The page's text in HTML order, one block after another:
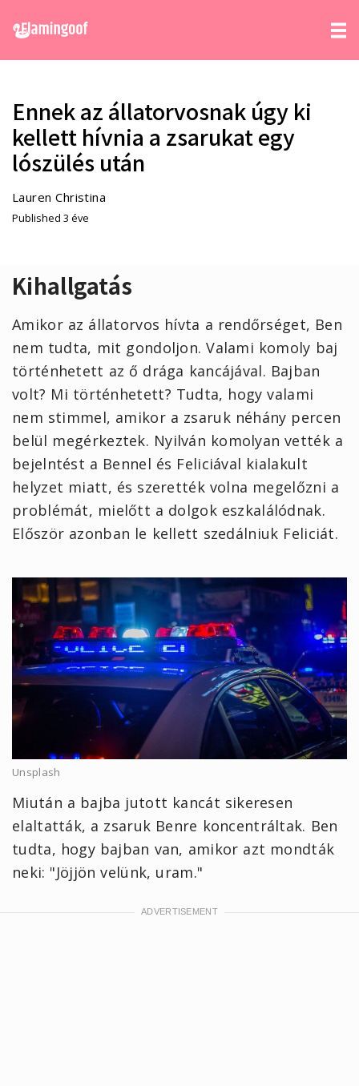
Ennek az állatorvosnak úgy ki
kellett hívnia a zsarukat egy
lószülés után
Lauren Christina
Published 3 éve
Kihallgatás
Amikor az állatorvos hívta a rendőrséget, Ben
nem tudta, mit gondoljon. Valami komoly baj
történhetett az ő drága kancájával. Bajban
volt? Mi történhetett? Tudta, hogy valami
nem stimmel, amikor a zsaruk néhány percen
belül megérkeztek. Nyilván komolyan vették a
bejelntést a Bennel és Feliciával kialakult
helyzet miatt, és szerették volna megelőzni a
problémát, mielőtt a dolgok eszkalálódnak.
Először azonban le kellett szedálniuk Feliciát.
Unsplash
Miután a bajba jutott kancát sikeresen
elaltatták, a zsaruk Benre koncentráltak. Ben
tudta, hogy bajban van, amikor azt mondták
neki: "Jöjjön velünk, uram."